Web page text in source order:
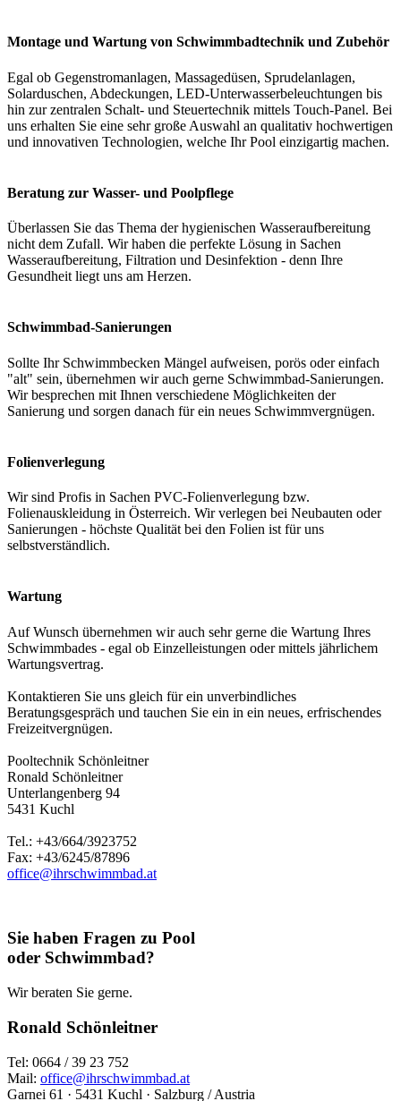
Montage und Wartung von Schwimmbadtechnik und Zubehör
Egal ob Gegenstromanlagen, Massagedüsen, Sprudelanlagen,
Solarduschen, Abdeckungen, LED-Unterwasserbeleuchtungen bis
hin zur zentralen Schalt- und Steuertechnik mittels Touch-Panel. Bei
uns erhalten Sie eine sehr große Auswahl an qualitativ hochwertigen
und innovativen Technologien, welche Ihr Pool einzigartig machen.
Beratung zur Wasser- und Poolpflege
Überlassen Sie das Thema der hygienischen Wasseraufbereitung
nicht dem Zufall. Wir haben die perfekte Lösung in Sachen
Wasseraufbereitung, Filtration und Desinfektion - denn Ihre
Gesundheit liegt uns am Herzen.
Schwimmbad-Sanierungen
Sollte Ihr Schwimmbecken Mängel aufweisen, porös oder einfach
"alt" sein, übernehmen wir auch gerne Schwimmbad-Sanierungen.
Wir besprechen mit Ihnen verschiedene Möglichkeiten der
Sanierung und sorgen danach für ein neues Schwimmvergnügen.
Folienverlegung
Wir sind Profis in Sachen PVC-Folienverlegung bzw.
Folienauskleidung in Österreich. Wir verlegen bei Neubauten oder
Sanierungen - höchste Qualität bei den Folien ist für uns
selbstverständlich.
Wartung
Auf Wunsch übernehmen wir auch sehr gerne die Wartung Ihres
Schwimmbades - egal ob Einzelleistungen oder mittels jährlichem
Wartungsvertrag.
Kontaktieren Sie uns gleich für ein unverbindliches
Beratungsgespräch und tauchen Sie ein in ein neues, erfrischendes
Freizeitvergnügen.
Pooltechnik Schönleitner
Ronald Schönleitner
Unterlangenberg 94
5431 Kuchl
Tel.: +43/664/3923752
Fax: +43/6245/87896
office@ihrschwimmbad.at
Sie haben Fragen zu Pool
oder Schwimmbad?
Wir beraten Sie gerne.
Ronald Schönleitner
Tel: 0664 / 39 23 752
Mail: office@ihrschwimmbad.at
Garnei 61 · 5431 Kuchl · Salzburg / Austria